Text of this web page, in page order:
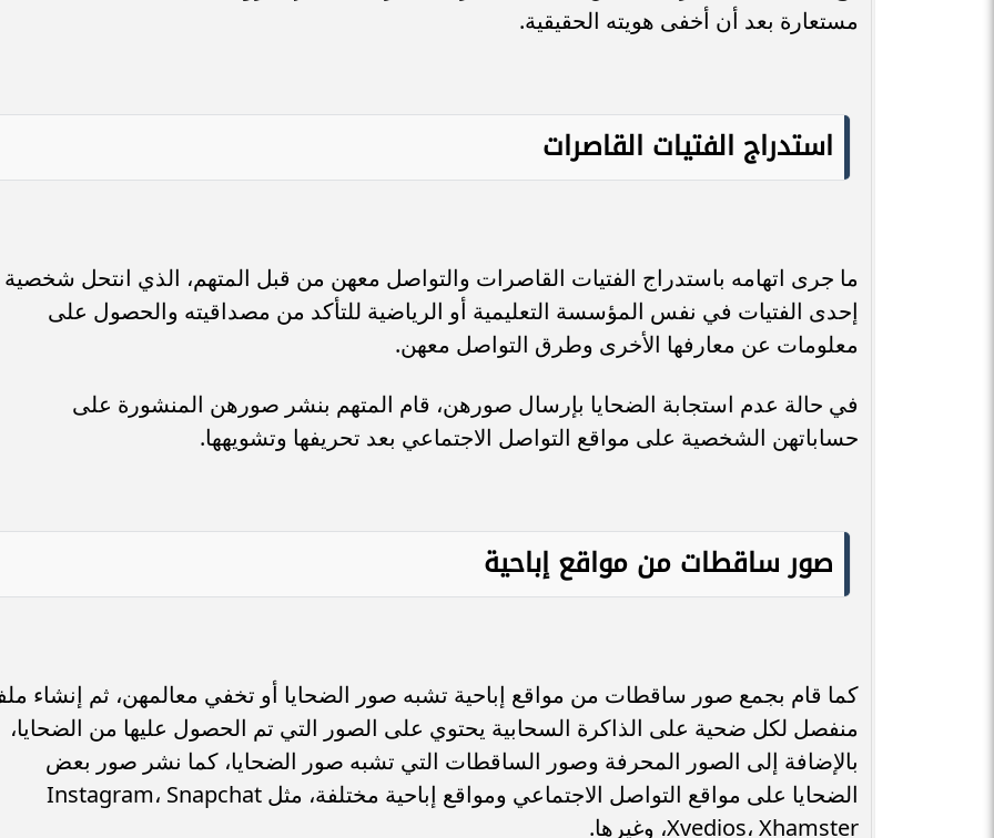
مستعارة بعد أن أخفى هويته الحقيقية.
استدراج الفتيات القاصرات
ما جرى اتهامه باستدراج الفتيات القاصرات والتواصل معهن من قبل المتهم، الذي انتحل شخصية
إحدى الفتيات في نفس المؤسسة التعليمية أو الرياضية للتأكد من مصداقيته والحصول على
معلومات عن معارفها الأخرى وطرق التواصل معهن.
في حالة عدم استجابة الضحايا بإرسال صورهن، قام المتهم بنشر صورهن المنشورة على
حساباتهن الشخصية على مواقع التواصل الاجتماعي بعد تحريفها وتشويهها.
صور ساقطات من مواقع إباحية
كما قام بجمع صور ساقطات من مواقع إباحية تشبه صور الضحايا أو تخفي معالمهن، ثم إنشاء
منفصل لكل ضحية على الذاكرة السحابية يحتوي على الصور التي تم الحصول عليها من الضحايا،
بالإضافة إلى الصور المحرفة وصور الساقطات التي تشبه صور الضحايا، كما نشر صور بعض
الضحايا على مواقع التواصل الاجتماعي ومواقع إباحية مختلفة، مثل Instagram، Snapchat
Xvedios، Xhamster، وغيرها.